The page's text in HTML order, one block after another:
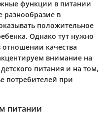
функции в питании
разнообразие в
положительное
Однако тут нужно
качества
внимание на
питания и на том,
потребителей при
питании